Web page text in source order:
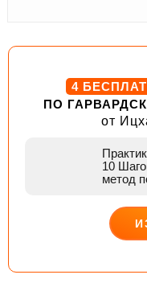
4
ПО
от
10
метод